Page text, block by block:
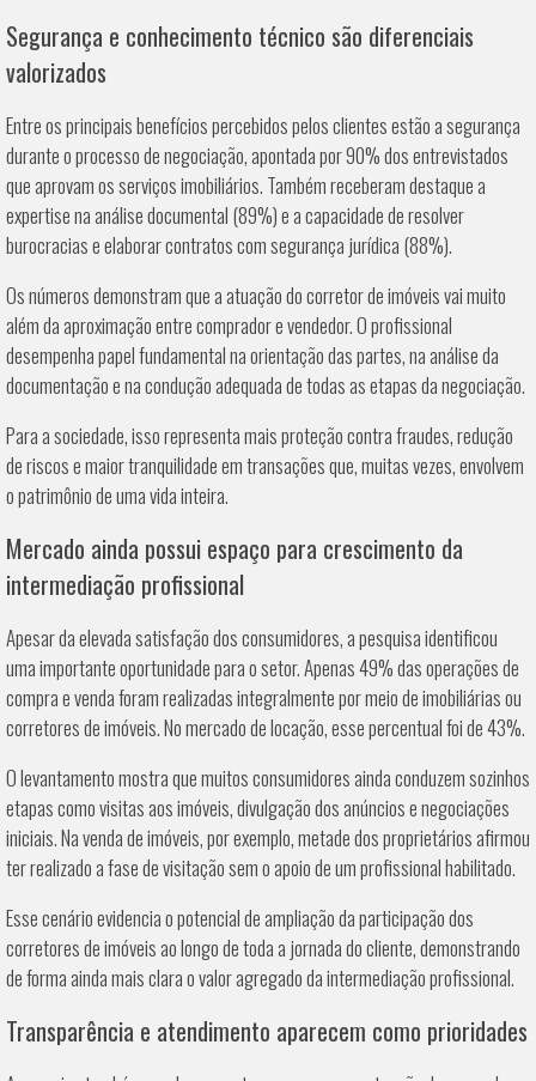
Segurança e conhecimento técnico são diferenciais
valorizados
Entre os principais benefícios percebidos pelos clientes estão a segurança
durante o processo de negociação, apontada por 90% dos entrevistados
que aprovam os serviços imobiliários. Também receberam destaque a
expertise na análise documental (89%) e a capacidade de resolver
burocracias e elaborar contratos com segurança jurídica (88%).
Os números demonstram que a atuação do corretor de imóveis vai muito
além da aproximação entre comprador e vendedor. O profissional
desempenha papel fundamental na orientação das partes, na análise da
documentação e na condução adequada de todas as etapas da negociação.
Para a sociedade, isso representa mais proteção contra fraudes, redução
de riscos e maior tranquilidade em transações que, muitas vezes, envolvem
o patrimônio de uma vida inteira.
Mercado ainda possui espaço para crescimento da
intermediação profissional
Apesar da elevada satisfação dos consumidores, a pesquisa identificou
uma importante oportunidade para o setor. Apenas 49% das operações de
compra e venda foram realizadas integralmente por meio de imobiliárias ou
corretores de imóveis. No mercado de locação, esse percentual foi de 43%.
O levantamento mostra que muitos consumidores ainda conduzem sozinhos
etapas como visitas aos imóveis, divulgação dos anúncios e negociações
iniciais. Na venda de imóveis, por exemplo, metade dos proprietários afirmou
ter realizado a fase de visitação sem o apoio de um profissional habilitado.
Esse cenário evidencia o potencial de ampliação da participação dos
corretores de imóveis ao longo de toda a jornada do cliente, demonstrando
de forma ainda mais clara o valor agregado da intermediação profissional.
Transparência e atendimento aparecem como prioridades